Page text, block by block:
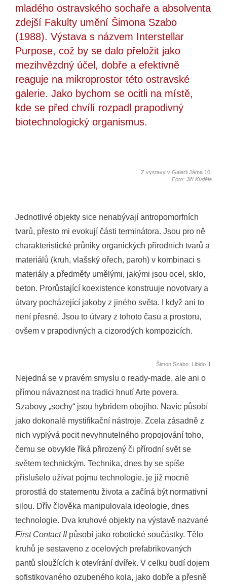
mladého ostravského sochaře a absolventa
zdejší Fakulty umění Šimona Szabo
(1988). Výstava s názvem Interstellar
Purpose, což by se dalo přeložit jako
mezihvězdný účel, dobře a efektivně
reaguje na mikroprostor této ostravské
galerie. Jako bychom se ocitli na místě,
kde se před chvílí rozpadl prapodivný
biotechnologický organismus.
Z výstavy v Galerii Jáma 10.
Foto: Jiří Kuděla
Jednotlivé objekty sice nenabývají antropomorfních
tvarů, přesto mi evokují části terminátora. Jsou pro ně
charakteristické průniky organických přírodních tvarů a
materiálů (kruh, vlašský ořech, paroh) v kombinaci s
materiály a předměty umělými, jakými jsou ocel, sklo,
beton. Prorůstající koexistence konstruuje novotvary a
útvary pocházející jakoby z jiného světa. I když ani to
není přesné. Jsou to útvary z tohoto času a prostoru,
ovšem v prapodivných a cizorodých kompozicích.
Šimon Szabo: Libido II.
Nejedná se v pravém smyslu o ready-made, ale ani o
přímou návaznost na tradici hnutí Arte povera.
Szabovy „sochy“ jsou hybridem obojího. Navíc působí
jako dokonalé mystifikační nástroje. Zcela zásadně z
nich vyplývá pocit nevyhnutelného propojování toho,
čemu se obvykle říká přirozený či přírodní svět se
světem technickým. Technika, dnes by se spíše
příslušelo užívat pojmu technologie, je již mocně
prorostlá do statementu života a začíná být normativní
silou. Dřív člověka manipulovala ideologie, dnes
technologie. Dva kruhové objekty na výstavě nazvané
First Contact IIpůsobí jako robotické součástky. Tělo
kruhů je sestaveno z ocelových prefabrikovaných
pantů sloužících k otevírání dvířek. V celku budí dojem
sofistikovaného ozubeného kola, jako dobře a přesně